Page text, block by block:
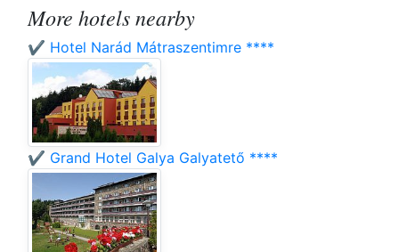
More hotels nearby
✔️ Hotel Narád Mátraszentimre ****
✔️ Grand Hotel Galya Galyatető ****